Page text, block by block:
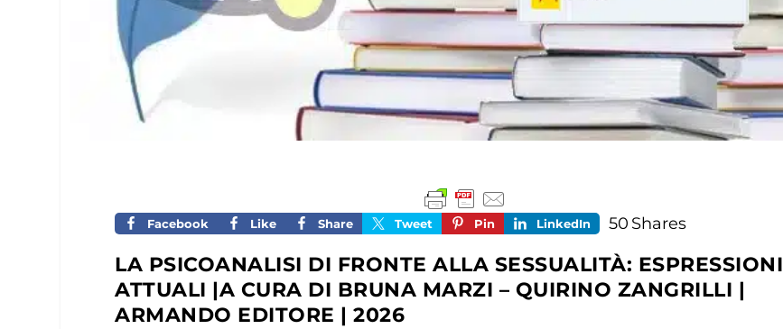
Facebook Like Share Tweet Pin LinkedIn Shares
50
LA PSICOANALISI DI FRONTE ALLA SESSUALITÀ: ESPRESSIONI
ATTUALI |A CURA DI BRUNA MARZI – QUIRINO ZANGRILLI |
ARMANDO EDITORE | 2026